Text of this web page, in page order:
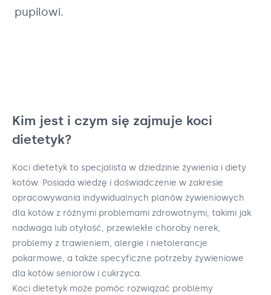
pupilowi.
Kim jest i czym się zajmuje koci
dietetyk?
Koci dietetyk to specjalista w dziedzinie żywienia i diety
kotów. Posiada wiedzę i doświadczenie w zakresie
opracowywania indywidualnych planów żywieniowych
dla kotów z różnymi problemami zdrowotnymi, takimi jak
nadwaga lub otyłość, przewlekłe choroby nerek,
problemy z trawieniem, alergie i nietolerancje
pokarmowe, a także specyficzne potrzeby żywieniowe
dla kotów seniorów i cukrzyca.
Koci dietetyk może pomóc rozwiązać problemy